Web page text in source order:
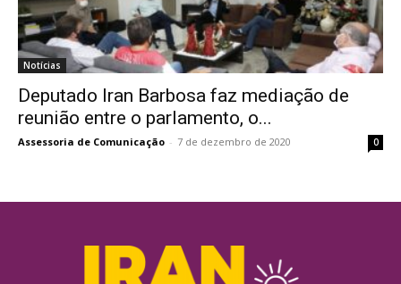
Notícias
Deputado Iran Barbosa faz mediação de
reunião entre o parlamento, o...
Assessoria de Comunicação - 7 de dezembro de 2020 0